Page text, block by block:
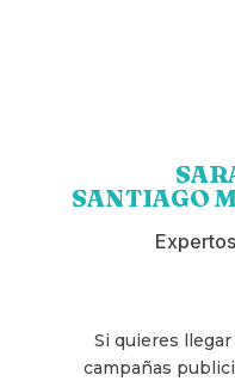
SANTIAGO
Si quieres
campañas